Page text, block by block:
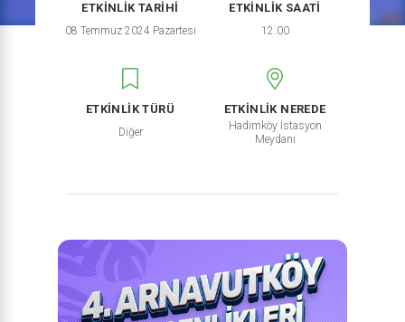
ETKİNLİK TARİHİ
08 Temmuz 2024 Pazartesi
ETKİNLİK SAATİ
12:00
ETKİNLİK TÜRÜ
Diğer
ETKİNLİK NEREDE
Hadımköy İstasyon
Meydanı